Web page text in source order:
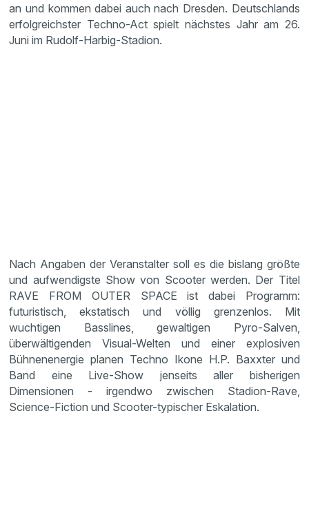
an und kommen dabei auch nach Dresden. Deutschlands
erfolgreichster Techno-Act spielt nächstes Jahr am 26.
Juni im Rudolf-Harbig-Stadion.
Nach Angaben der Veranstalter soll es die bislang größte
und aufwendigste Show von Scooter werden. Der Titel
RAVE FROM OUTER SPACE ist dabei Programm:
futuristisch, ekstatisch und völlig grenzenlos. Mit
wuchtigen Basslines, gewaltigen Pyro-Salven,
überwältigenden Visual-Welten und einer explosiven
Bühnenenergie planen Techno Ikone H.P. Baxxter und
Band eine Live-Show jenseits aller bisherigen
Dimensionen - irgendwo zwischen Stadion-Rave,
Science-Fiction und Scooter-typischer Eskalation.